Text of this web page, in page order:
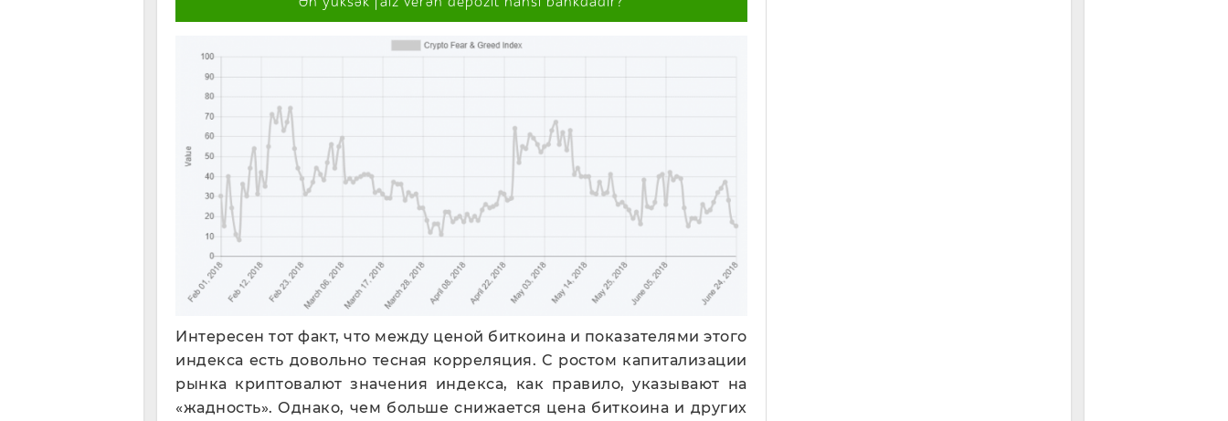
Интересен тот факт, что между ценой биткоина и показателями этого
индекса есть довольно тесная корреляция. С ростом капитализации
рынка криптовалют значения индекса, как правило, указывают на
«жадность». Однако, чем больше снижается цена биткоина и других